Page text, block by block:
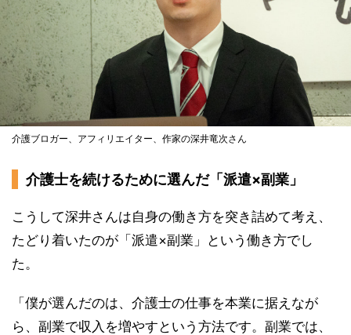
介護ブロガー、アフィリエイター、作家の深井竜次さん
介護士を続けるために選んだ「派遣×副業」
こうして深井さんは自身の働き方を突き詰めて考え、
たどり着いたのが「派遣×副業」という働き方でし
た。
「僕が選んだのは、介護士の仕事を本業に据えなが
ら、副業で収入を増やすという方法です。副業では、